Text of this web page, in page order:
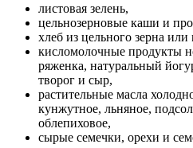
листовая зелень,
цельнозерновые каши и
хлеб из цельного зерна
кисломолочные продукты
ряженка, натуральный
творог и сыр,
растительные масла
кунжутное, льняное,
облепиховое,
сырые семечки, орехи и